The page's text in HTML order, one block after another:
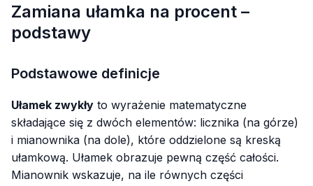
Zamiana ułamka na procent –
podstawy
Podstawowe definicje
Ułamek zwykły to wyrażenie matematyczne
składające się z dwóch elementów: licznika (na górze)
i mianownika (na dole), które oddzielone są kreską
ułamkową. Ułamek obrazuje pewną część całości.
Mianownik wskazuje, na ile równych części